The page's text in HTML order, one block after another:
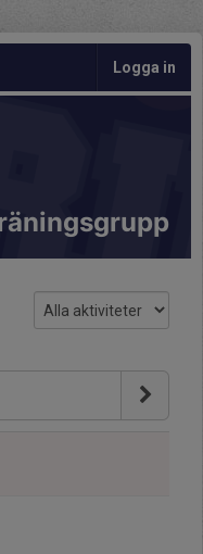
Logga in